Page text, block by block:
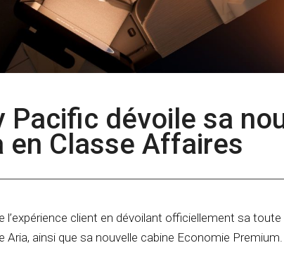
Pacific dévoile sa
en Classe Affaires
l’expérience client en dévoilant officiellement sa toute
Aria, ainsi que sa nouvelle cabine Economie Premium.